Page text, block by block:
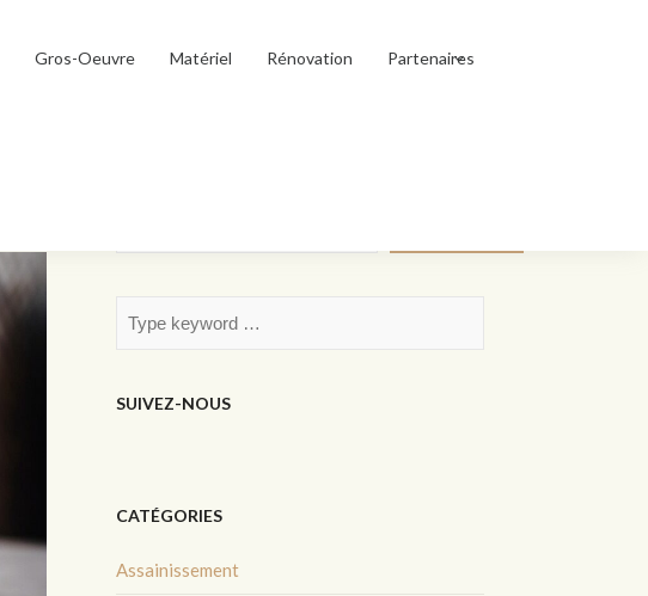
Gros-Oeuvre Matériel Rénovation Partenaires
SUIVEZ-NOUS
CATÉGORIES
Assainissement